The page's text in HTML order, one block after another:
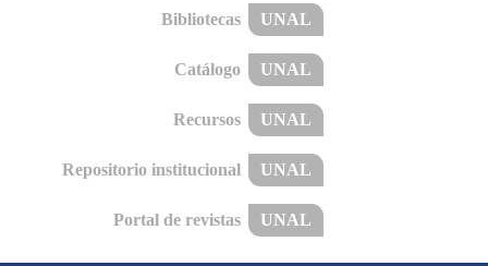
Bibliotecas UNAL
Catálogo UNAL
Recursos UNAL
Repositorio institucional UNAL
Portal de revistas UNAL